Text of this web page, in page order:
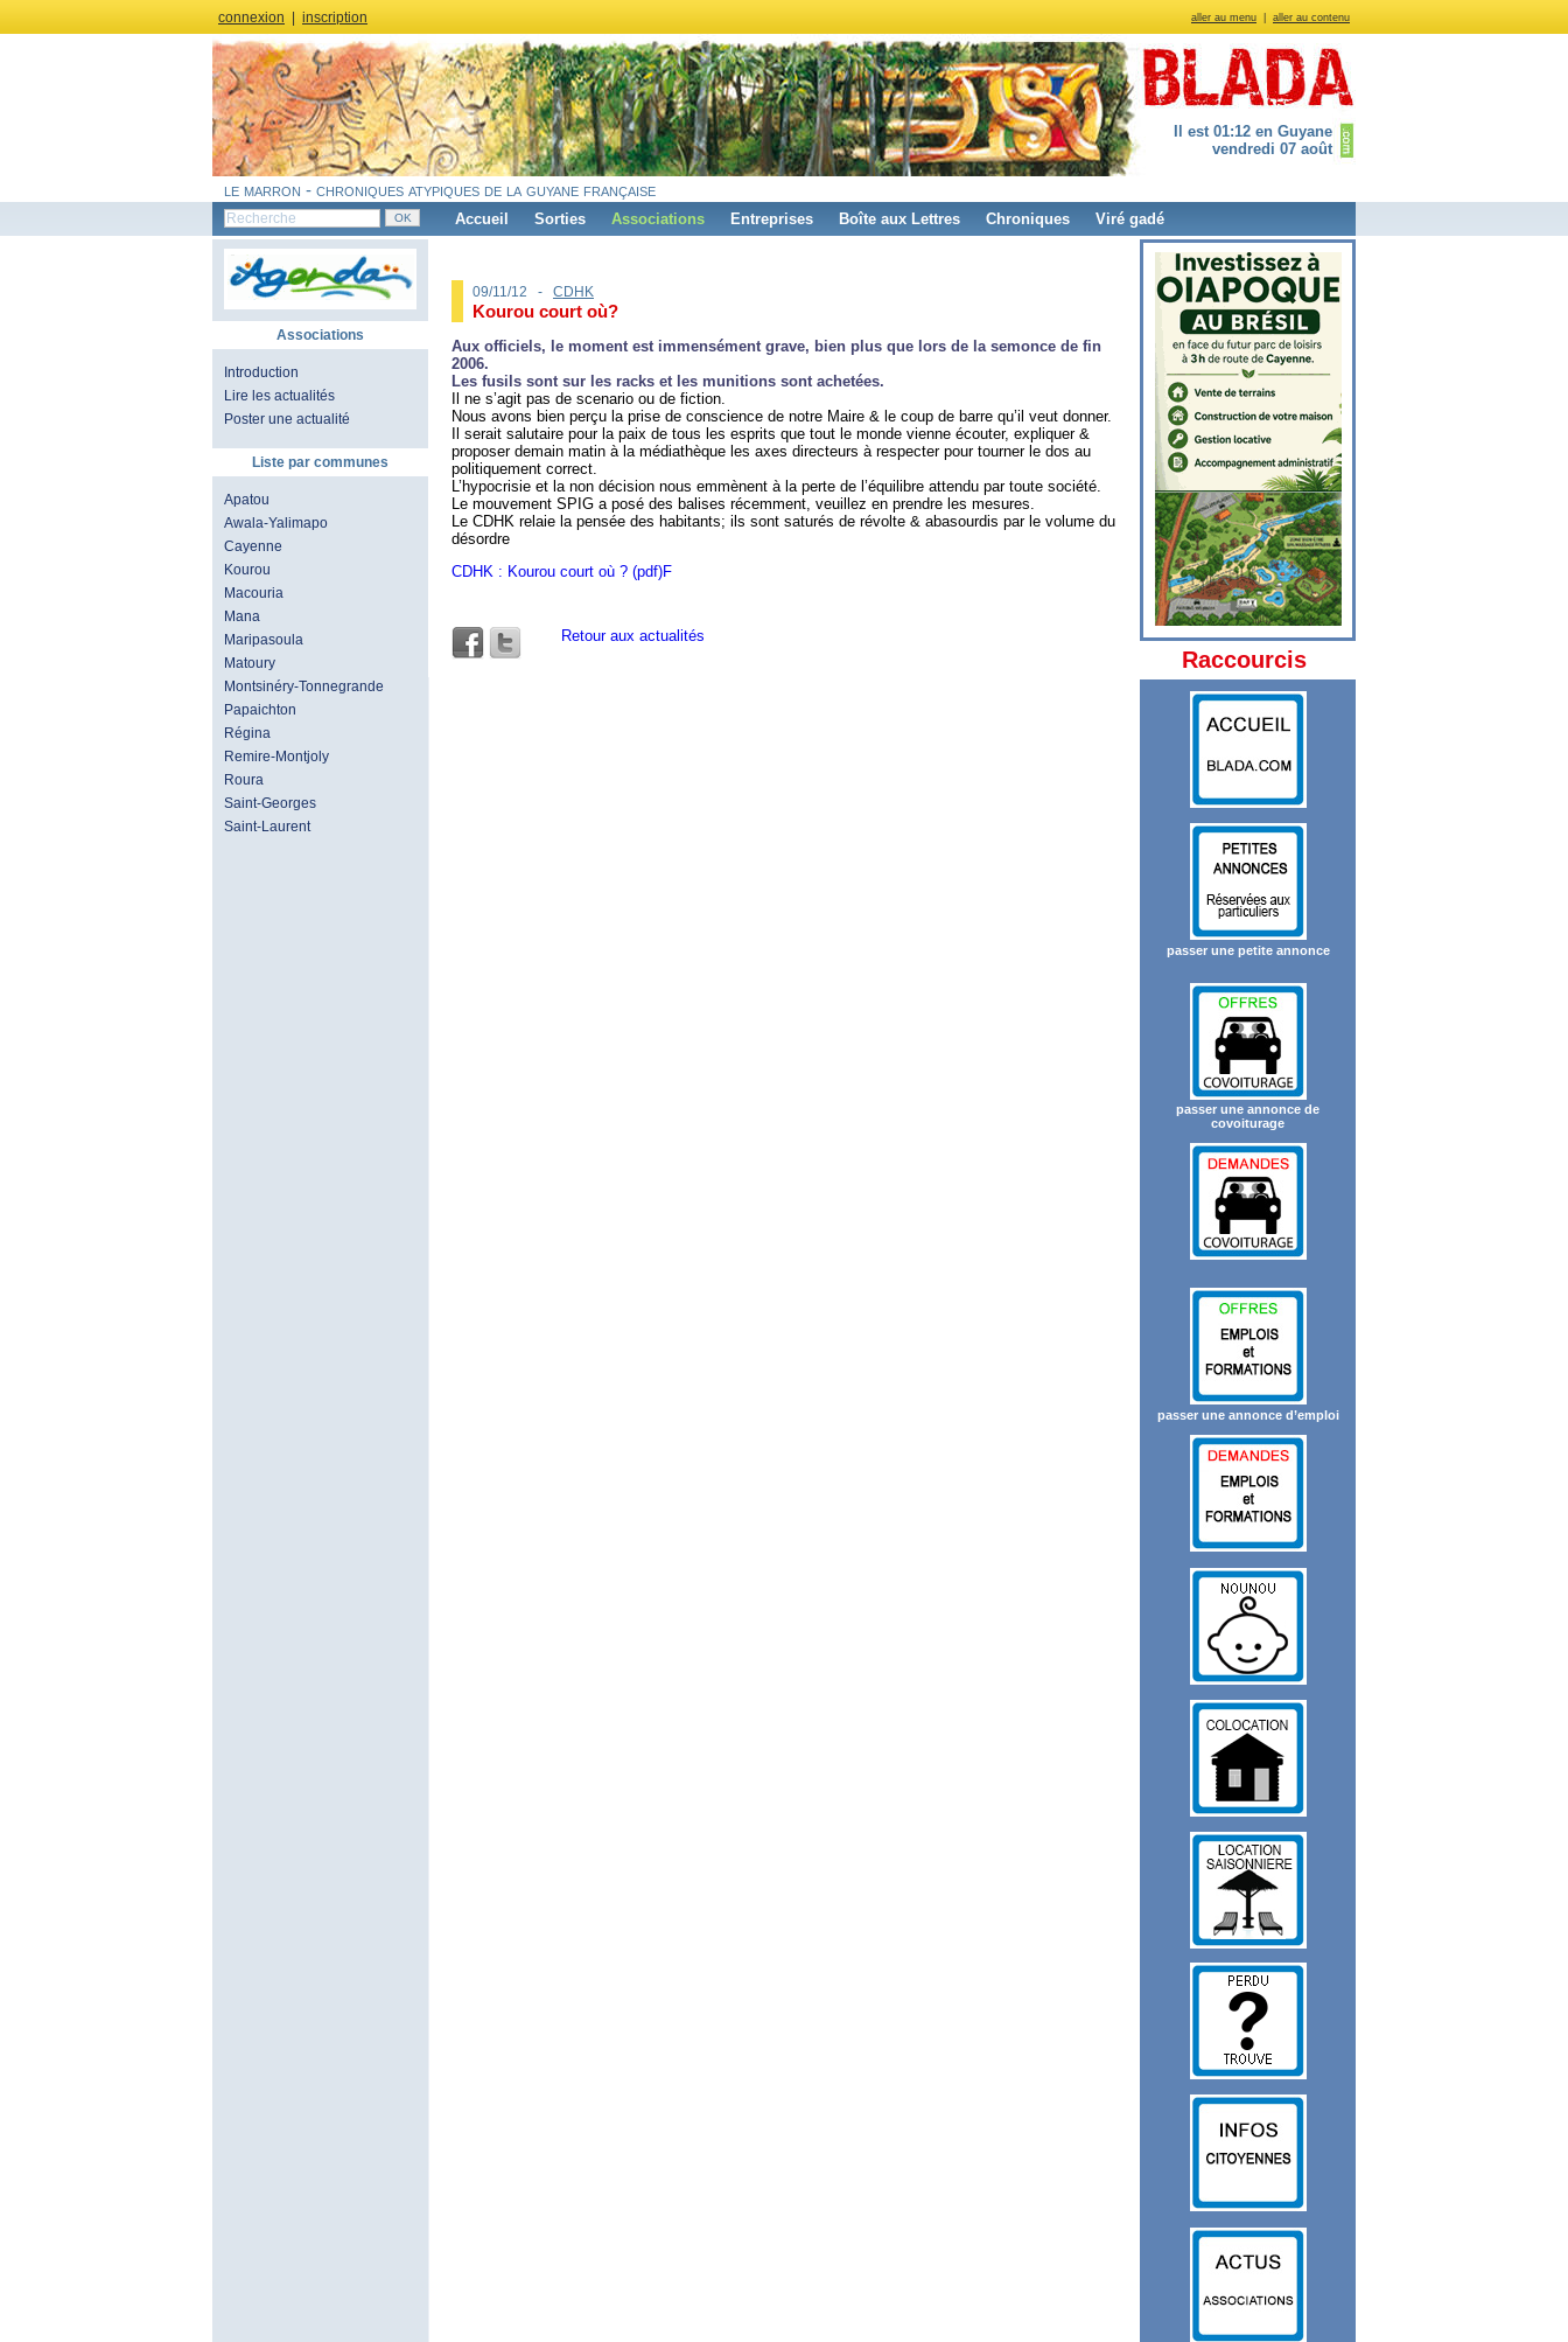
aller au menu aller au contenu
connexion inscription
Il est 01:12 en Guyane
vendredi 07 août
le marron - chroniques atypiques de la guyane française
Accueil Sorties Associations Entreprises Boîte aux Lettres Chroniques Viré gadé
Associations
Introduction
Lire les actualités
Poster une actualité
Liste par communes
Apatou
Awala-Yalimapo
Cayenne
Kourou
Macouria
Mana
Maripasoula
Matoury
Montsinéry-Tonnegrande
Papaichton
Régina
Remire-Montjoly
Roura
Saint-Georges
Saint-Laurent
09/11/12 - CDHK
Kourou court où?
Aux officiels, le moment est immensément grave, bien plus que lors de la semonce de fin
2006.
Les fusils sont sur les racks et les munitions sont achetées.
Il ne s’agit pas de scenario ou de fiction.
Nous avons bien perçu la prise de conscience de notre Maire & le coup de barre qu’il veut donner.
Il serait salutaire pour la paix de tous les esprits que tout le monde vienne écouter, expliquer &
proposer demain matin à la médiathèque les axes directeurs à respecter pour tourner le dos au
politiquement correct.
L’hypocrisie et la non décision nous emmènent à la perte de l’équilibre attendu par toute société.
Le mouvement SPIG a posé des balises récemment, veuillez en prendre les mesures.
Le CDHK relaie la pensée des habitants; ils sont saturés de révolte & abasourdis par le volume du
désordre
CDHK : Kourou court où ? (pdf)F
Retour aux actualités
Raccourcis
passer une petite annonce
passer une annonce de
covoiturage
passer une annonce d’emploi